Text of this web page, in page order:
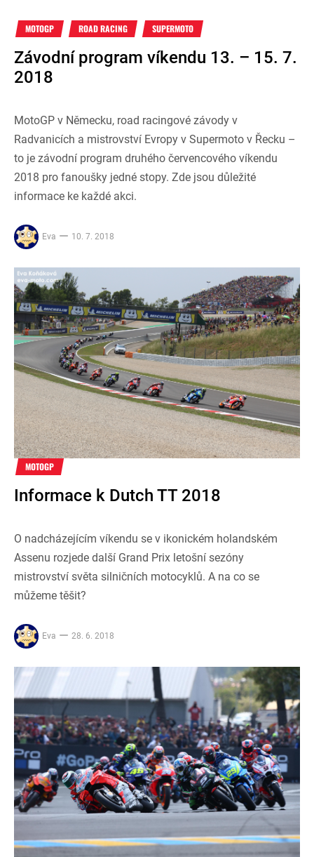
MOTOGP ROAD RACING SUPERMOTO
Závodní program víkendu 13. – 15. 7.
2018
MotoGP v Německu, road racingové závody v
Radvanicích a mistrovství Evropy v Supermoto v Řecku –
to je závodní program druhého červencového víkendu
2018 pro fanoušky jedné stopy. Zde jsou důležité
informace ke každé akci.
Eva 10. 7. 2018
MOTOGP
Informace k Dutch TT 2018
O nadcházejícím víkendu se v ikonickém holandském
Assenu rozjede další Grand Prix letošní sezóny
mistrovství světa silničních motocyklů. A na co se
můžeme těšit?
Eva 28. 6. 2018